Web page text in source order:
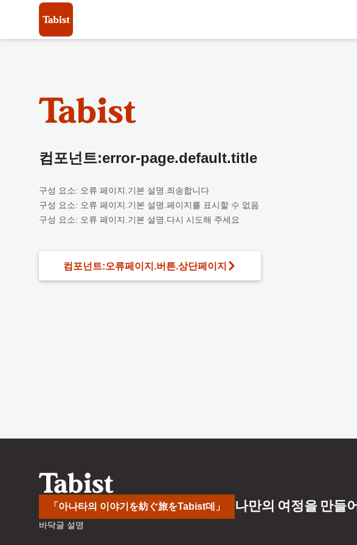
컴포넌트:error-page.default.title
구성 요소: 오류 페이지.기본 설명.죄송합니다
구성 요소: 오류 페이지.기본 설명.페이지를 표시할 수 없음
구성 요소: 오류 페이지.기본 설명.다시 시도해 주세요
컴포넌트:오류페이지.버튼.상단페이지
「아나타의 이야기を紡ぐ旅をTabist데」 나만의 여정을 만들
바닥글 설명